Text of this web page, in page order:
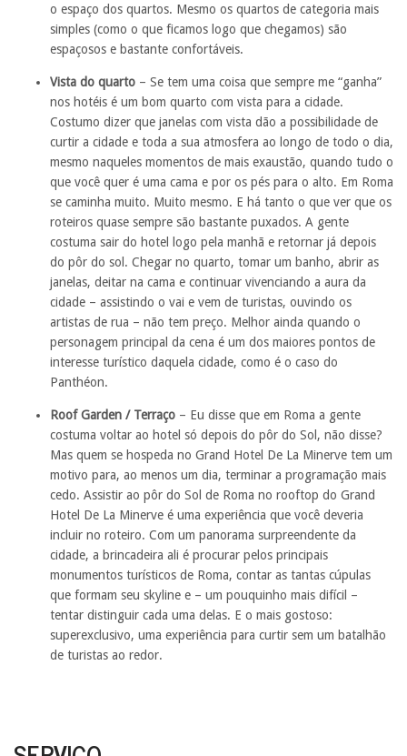
o espaço dos quartos. Mesmo os quartos de categoria mais
simples (como o que ficamos logo que chegamos) são
espaçosos e bastante confortáveis.
Vista do quarto – Se tem uma coisa que sempre me “ganha”
nos hotéis é um bom quarto com vista para a cidade.
Costumo dizer que janelas com vista dão a possibilidade de
curtir a cidade e toda a sua atmosfera ao longo de todo o dia,
mesmo naqueles momentos de mais exaustão, quando tudo o
que você quer é uma cama e por os pés para o alto. Em Roma
se caminha muito. Muito mesmo. E há tanto o que ver que os
roteiros quase sempre são bastante puxados. A gente
costuma sair do hotel logo pela manhã e retornar já depois
do pôr do sol. Chegar no quarto, tomar um banho, abrir as
janelas, deitar na cama e continuar vivenciando a aura da
cidade – assistindo o vai e vem de turistas, ouvindo os
artistas de rua – não tem preço. Melhor ainda quando o
personagem principal da cena é um dos maiores pontos de
interesse turístico daquela cidade, como é o caso do
Panthéon.
Roof Garden / Terraço – Eu disse que em Roma a gente
costuma voltar ao hotel só depois do pôr do Sol, não disse?
Mas quem se hospeda no Grand Hotel De La Minerve tem um
motivo para, ao menos um dia, terminar a programação mais
cedo. Assistir ao pôr do Sol de Roma no rooftop do Grand
Hotel De La Minerve é uma experiência que você deveria
incluir no roteiro. Com um panorama surpreendente da
cidade, a brincadeira ali é procurar pelos principais
monumentos turísticos de Roma, contar as tantas cúpulas
que formam seu skyline e – um pouquinho mais difícil –
tentar distinguir cada uma delas. E o mais gostoso:
superexclusivo, uma experiência para curtir sem um batalhão
de turistas ao redor.